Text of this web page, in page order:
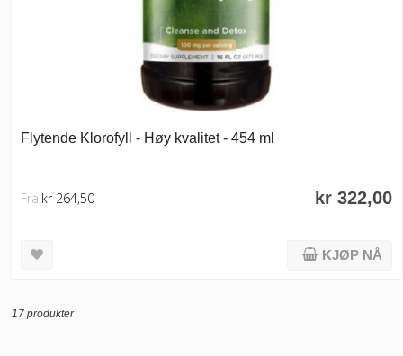
Flytende Klorofyll - Høy kvalitet - 454 ml
kr 322,00
Fra kr 264,50
KJØP NÅ
17 produkter